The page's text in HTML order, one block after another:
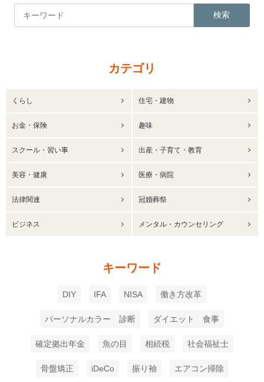
検索
カテゴリ
くらし 住宅・建物
お金・保険 趣味
スクール・習い事 出産・子育て・教育
美容・健康 医療・病院
法律関連 冠婚葬祭
ビジネス メンタル・カウンセリング
キーワード
DIY IFA NISA 働き方改革
パーソナルカラー 診断 ダイエット 食事
確定拠出年金 魚の目 相続税 社会福祉士
骨盤矯正 iDeCo 振り袖 エアコン掃除